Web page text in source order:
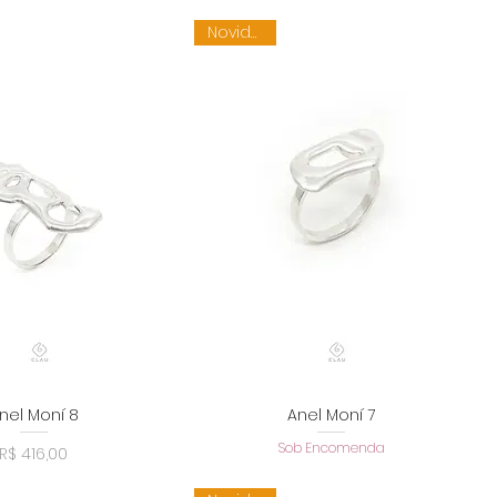
rápida
Moní 8
Preço
R$ 416,00
Visualização rápida
Novidade
Anel Moní 7
Sob Encomenda